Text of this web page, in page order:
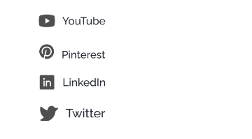
You Tube
pt
lk
tw